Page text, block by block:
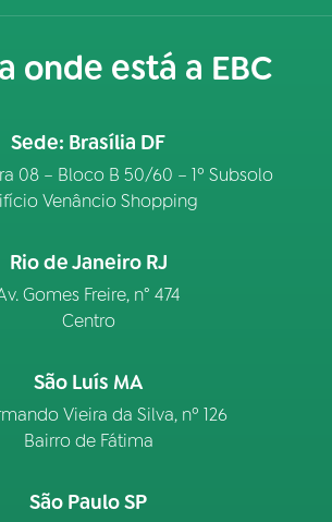
onde está a EBC
Sede: Brasília DF
08 – Bloco B 50/60 – 1º Subsolo
Venâncio Shopping
Rio de Janeiro RJ
Gomes Freire, n° 474
Centro
São Luís MA
Vieira da Silva, nº 126
Bairro de Fátima
São Paulo SP